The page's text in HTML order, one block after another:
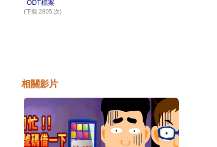
ODT檔案
(下載 2805 次)
相關影片